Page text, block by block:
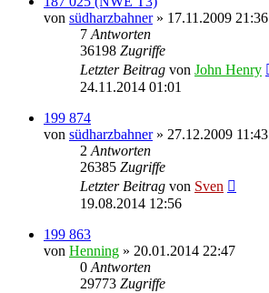
von südharzbahner» 17.11.2009 21:36
7 Antworten
36198 Zugriffe
Letzter Beitrag von John Henry
24.11.2014 01:01
199 874
von südharzbahner» 27.12.2009 11:43
2 Antworten
26385 Zugriffe
Letzter Beitrag von Sven
19.08.2014 12:56
199 863
von Henning » 20.01.2014 22:47
0 Antworten
29773 Zugriffe